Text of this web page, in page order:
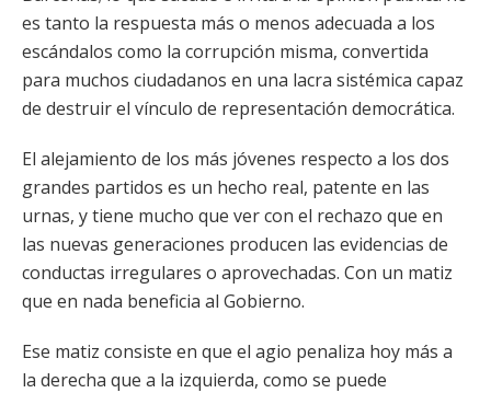
es tanto la respuesta más o menos adecuada a los
escándalos como la corrupción misma, convertida
para muchos ciudadanos en una lacra sistémica capaz
de destruir el vínculo de representación democrática.
El alejamiento de los más jóvenes respecto a los dos
grandes partidos es un hecho real, patente en las
urnas, y tiene mucho que ver con el rechazo que en
las nuevas generaciones producen las evidencias de
conductas irregulares o aprovechadas. Con un matiz
que en nada beneficia al Gobierno.
Ese matiz consiste en que el agio penaliza hoy más a
la derecha que a la izquierda, como se puede